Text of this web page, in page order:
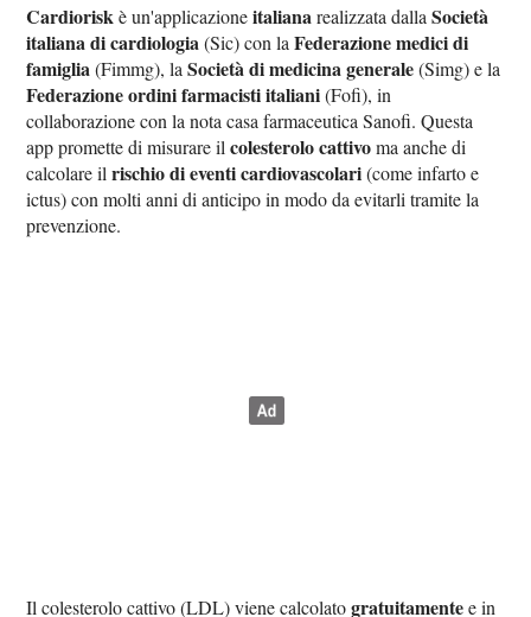
Cardioriskè un'applicazioneitalianarealizzata dallaSocietà
italiana di cardiologia(Sic) con laFederazione medici di
famiglia(Fimmg), laSocietà di medicina generale(Simg) e la
Federazione ordini farmacisti italiani(Fofi), in
collaborazione con la nota casa farmaceutica Sanofi. Questa
app promette di misurare ilcolesterolo cattivoma anche di
calcolare ilrischio di eventi cardiovascolari(come infarto e
ictus) con molti anni di anticipo in modo da evitarli tramite la
prevenzione.
Il colesterolo cattivo (LDL) viene calcolatogratuitamentee in